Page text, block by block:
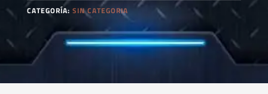
CATEGORÍA: SIN CATEGORIA